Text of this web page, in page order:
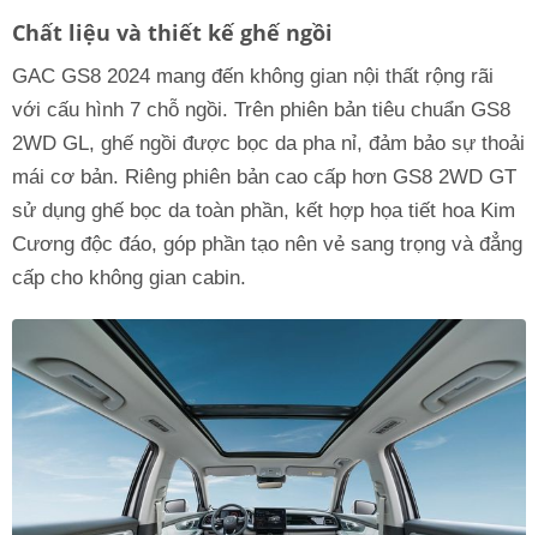
Chất liệu và thiết kế ghế ngồi
GAC GS8 2024 mang đến không gian nội thất rộng rãi
với cấu hình 7 chỗ ngồi. Trên phiên bản tiêu chuẩn GS8
2WD GL, ghế ngồi được bọc da pha nỉ, đảm bảo sự thoải
mái cơ bản. Riêng phiên bản cao cấp hơn GS8 2WD GT
sử dụng ghế bọc da toàn phần, kết hợp họa tiết hoa Kim
Cương độc đáo, góp phần tạo nên vẻ sang trọng và đẳng
cấp cho không gian cabin.